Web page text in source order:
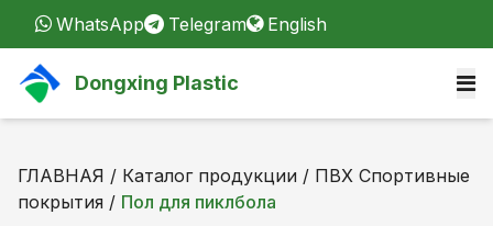
WhatsApp Telegram English
Dongxing Plastic
ГЛАВНАЯ / Каталог продукции / ПВХ Спортивные
покрытия / Пол для пиклбола